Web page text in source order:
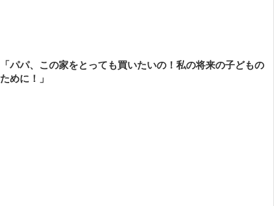
「パパ、この家をとっても買いたいの！私の将来の子どもの
ために！」